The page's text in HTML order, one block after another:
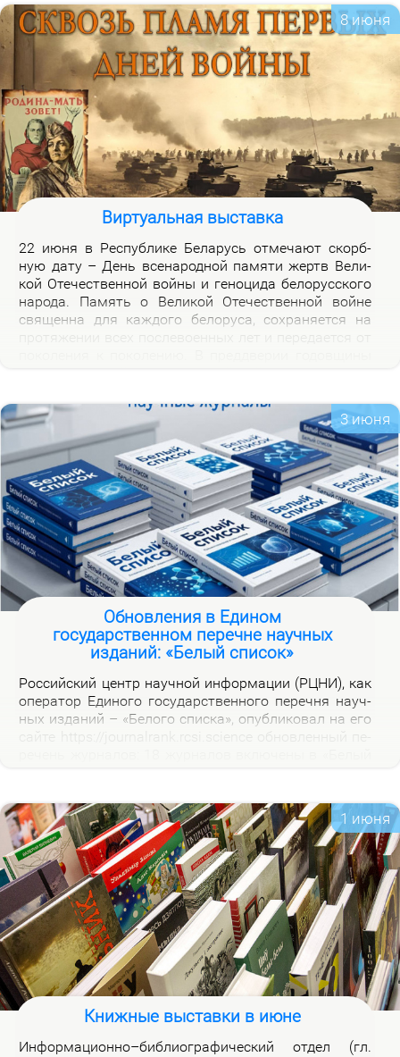
2026 го­дов и пуб­ли­ка­ций о нем и его ра­бо­тах. Спра­
воч­ник пред­на­зна­чен для на­уч­ных ра­бот­ни­ков, пре­
по­да­ва­те­лей, ас­пи­ран­тов, сту­ден­тов, всех тех, кто
ин­те­ре­су­ет­ся тео­ри­ей клас­сов ко­неч­ных групп и ме­
то­ди­кой пре­по­да­ва­ния ма­те­ма­ти­ки в шко­ле и ву­зе,
а так­же жиз­нью и де­я­тель­но­стью Ни­ко­лая Ти­мо­фе­
е­ви­ча Во­ро­бье­ва.
8 июня
Виртуальная выставка
22 июня в Рес­пуб­ли­ке Бе­ла­русь от­ме­ча­ют скорб­
ную да­ту – День все­на­род­ной па­мя­ти жертв Ве­ли­
кой Оте­че­ствен­ной вой­ны и ге­но­ци­да бе­ло­рус­ско­го
на­ро­да. Па­мять о Ве­ли­кой Оте­че­ствен­ной войне
свя­щен­на для каж­до­го бе­ло­ру­са, со­хра­ня­ет­ся на
пер­вых дней вой­ны», ко­то­рая по­свя­ща­ет­ся тра­ги­че­
ским и ге­ро­и­че­ским стра­ни­цам ис­то­рии борь­бы с
немец­ко-фа­шист­ски­ми за­хват­чи­ка­ми в на­чаль­ный
пе­ри­од вой­ны.
3 июня
Обновления в Едином
государственном перечне научных
изданий: «Белый список»
Рос­сий­ский центр на­уч­ной ин­фор­ма­ции (РЦНИ), как
опе­ра­тор Еди­но­го го­судар­ствен­но­го пе­реч­ня на­уч­
ных из­да­ний – «Бе­ло­го спис­ка», опуб­ли­ко­вал на его
на­лов на вклад­ке «Уров­ни» раз­ме­ще­ны при­ме­ча­ния,
по­яс­ня­ю­щие при­чи­ны вклю­че­ния жур­на­лов и из­ме­
не­ния уров­ней.
1 июня
Книжные выставки в июне
Ин­фор­ма­ци­он­но–биб­лио­гра­фи­че­ский от­дел (гл.